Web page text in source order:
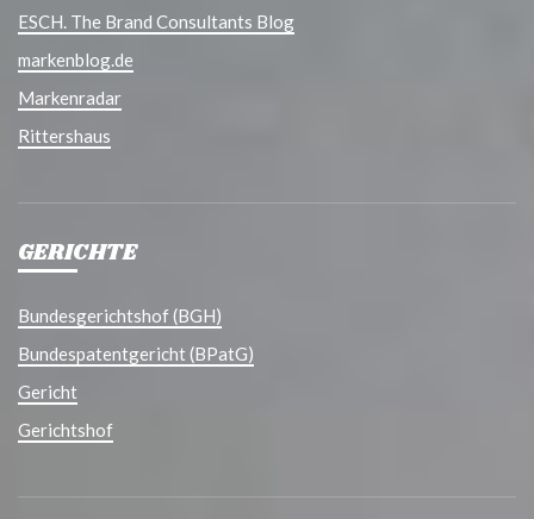
ESCH. The Brand Consultants Blog
markenblog.de
Markenradar
Rittershaus
GERICHTE
Bundesgerichtshof (BGH)
Bundespatentgericht (BPatG)
Gericht
Gerichtshof